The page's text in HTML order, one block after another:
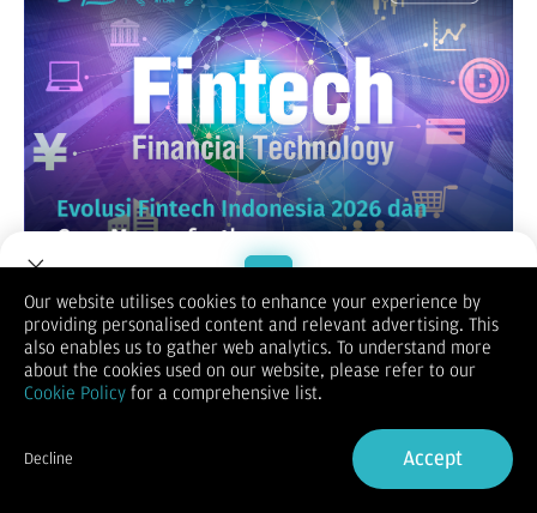
Transformasi digital di sektor keuangan Indonesia dipicu oleh
tingginya penetrasi internet dan populasi demografis muda
yang sangat melek teknologi. Apa yang dimulai sebagai solusi
alternatif bagi masyarakat yang belum tersentuh layanan
perbankan tradisional (unbanked), kini telah berevolusi
Di tahun 2026 ini, inovasi tidak lagi berjalan sendiri-sendiri,
melainkan membentuk sebuah jaring ekosistem yang
Welcome to Dupoin.
Trade with a Trusted Broker
Sign in
Our website utilises cookies to enhance your experience by
providing personalised content and relevant advertising. This
also enables us to gather web analytics. To understand more
about the cookies used on our website, please refer to our
Cookie Policy for a comprehensive list.
Decline Accept